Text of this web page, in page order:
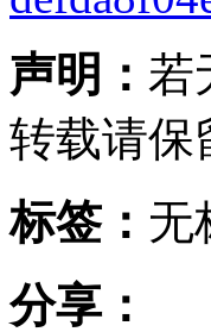
声明： 若
转载请保
标签： 无
分享：